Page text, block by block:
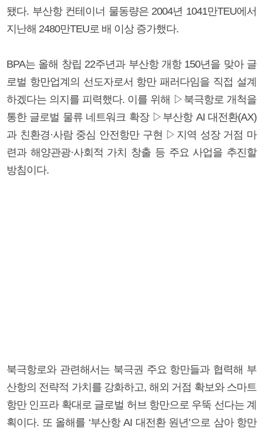
됐다. 부산항 컨테이너 물동량은 2004년 1041만TEU에서
지난해 2480만TEU로 배 이상 증가했다.
BPA는 올해 창립 22주년과 부산항 개항 150년을 맞아 글
로벌 항만업계의 선도자로서 항만 패러다임을 직접 설계
하겠다는 의지를 피력했다. 이를 위해 ▷북극항로 개척을
통한 글로벌 물류 네트워크 확장 ▷부산항 AI 대전환(AX)
과 친환경·사람 중심 안전항만 구현 ▷지역 성장 거점 마
련과 해양관광·사회적 가치 창출 등 주요 사업을 추진할
방침이다.
북극항로와 관련해서는 북극권 주요 항만들과 협력해 부
산항의 전략적 가치를 강화하고, 해외 거점 확보와 스마트
항만 인프라 확대로 글로벌 허브 항만으로 우뚝 선다는 계
획이다. 또 올해를 ‘부산항 AI 대전환 원년’으로 삼아 항만